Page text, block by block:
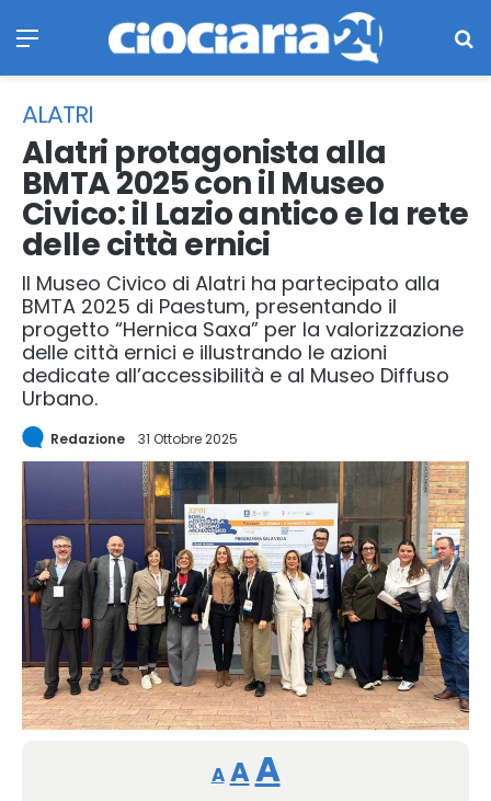
ALATRI
Alatri protagonista alla
BMTA 2025 con il Museo
Civico: il Lazio antico e la rete
delle città ernici
Il Museo Civico di Alatri ha partecipato alla
BMTA 2025 di Paestum, presentando il
progetto “Hernica Saxa” per la valorizzazione
delle città ernici e illustrando le azioni
dedicate all’accessibilità e al Museo Diffuso
Urbano.
Redazione 31 Ottobre 2025
A
Reducir
tamaño
A Restablecer
AAumentar